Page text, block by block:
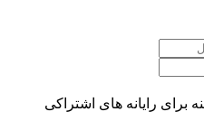
برای رایانه های اشتراکی